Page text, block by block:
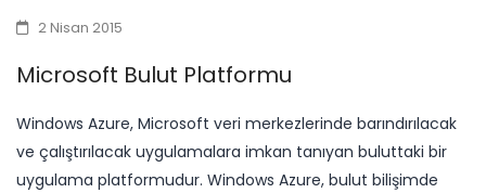
2 Nisan 2015
Microsoft Bulut Platformu
​Windows Azure, Microsoft veri merkezlerinde barındırılacak
ve çalıştırılacak uygulamalara imkan tanıyan buluttaki bir
uygulama platformudur. Windows Azure, bulut bilişimde